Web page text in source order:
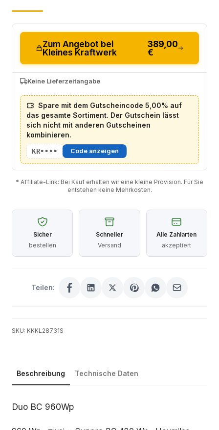
Zum Angebot bei
Kleines Kraftwerk
389,00
€
Keine Lieferzeitangabe
Spare mit dem Gutscheincode 5,00% auf
das gesamte Sortiment. Der Gutschein lässt
sich nicht mit anderen Gutscheinen
kombinieren.
KR•••• Code anzeigen
* Affiliate-Link: Bei Kauf erhalten wir eine kleine Provision. Für Sie
entstehen keine Mehrkosten.
Sicher
bestellen
Schneller
Versand
Alle Zahlarten
akzeptiert
Teilen:
SKU: KKKL28731S
Beschreibung Technische Daten
Beschreibung
Duo BC 960Wp